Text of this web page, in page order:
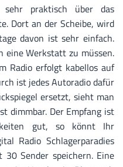
sehr praktisch über das
Dort an der Scheibe, wird
davon ist sehr einfach.
eine Werkstatt zu müssen.
Radio erfolgt kabellos auf
ist jedes Autoradio dafür
ersetzt, sieht man
dimmbar. Der Empfang ist
gut, so könnt Ihr
Radio Schlagerparadies
Sender speichern. Eine